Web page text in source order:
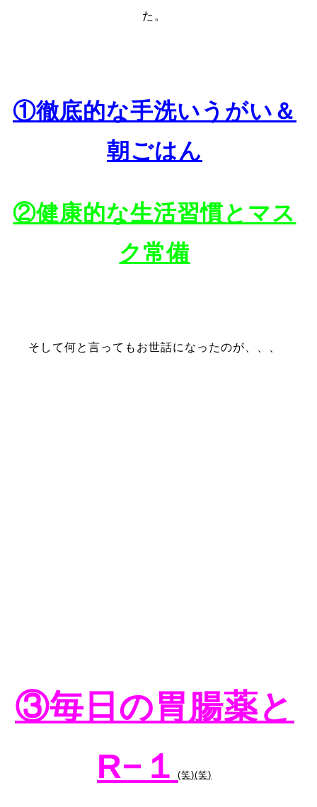
た。
①徹底的な手洗いうがい＆
朝ごはん
②健康的な生活習慣とマス
ク常備
そして何と言ってもお世話になったのが、、、
③毎日の胃腸薬と
R−１(笑)(笑)